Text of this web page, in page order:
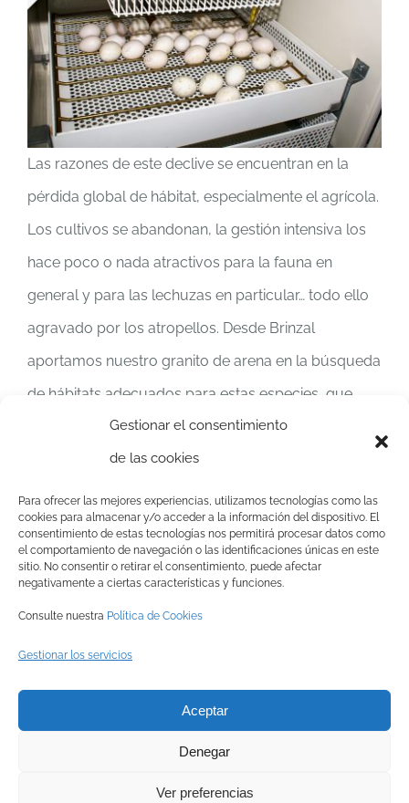
Gestionar el consentimiento
de las cookies
Para ofrecer las mejores experiencias, utilizamos tecnologías como las
cookies para almacenar y/o acceder a la información del dispositivo. El
consentimiento de estas tecnologías nos permitirá procesar datos como
el comportamiento de navegación o las identificaciones únicas en este
sitio. No consentir o retirar el consentimiento, puede afectar
negativamente a ciertas características y funciones.
Consulte nuestra Política de Cookies
Gestionar los servicios
Aceptar
Denegar
Ver preferencias
Las razones de este declive se encuentran en la
pérdida global de hábitat, especialmente el agrícola.
Los cultivos se abandonan, la gestión intensiva los
hace poco o nada atractivos para la fauna en
general y para las lechuzas en particular… todo ello
agravado por los atropellos. Desde Brinzal
aportamos nuestro granito de arena en la búsqueda
de hábitats adecuados para estas especies, que
mochuelo (Athene noctua)o la Lechuza son
dependientes de los sistemas agrícolas, con
proyectos como
Un Mochuelo en cada Olivo
AgroSOStenible.
| Política de privacidad
Canal interno de información